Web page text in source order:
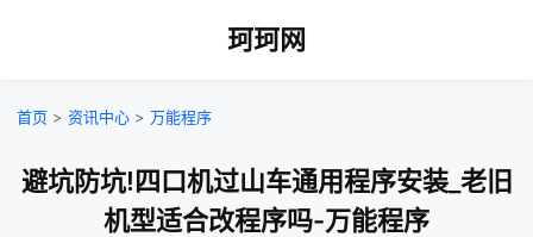
珂珂网
首页 > 资讯中心 > 万能程序
避坑防坑!四口机过山车通用程序安装_老旧
机型适合改程序吗-万能程序